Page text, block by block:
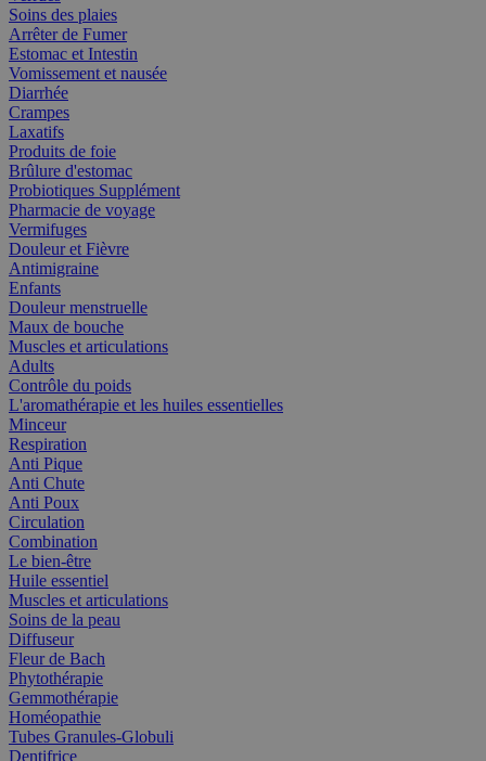
Soins des plaies
Arrêter de Fumer
Estomac et Intestin
Vomissement et nausée
Diarrhée
Crampes
Laxatifs
Produits de foie
Brûlure d'estomac
Probiotiques Supplément
Pharmacie de voyage
Vermifuges
Douleur et Fièvre
Antimigraine
Enfants
Douleur menstruelle
Maux de bouche
Muscles et articulations
Adults
Contrôle du poids
L'aromathérapie et les huiles essentielles
Minceur
Respiration
Anti Pique
Anti Chute
Anti Poux
Circulation
Combination
Le bien-être
Huile essentiel
Muscles et articulations
Soins de la peau
Diffuseur
Fleur de Bach
Phytothérapie
Gemmothérapie
Homéopathie
Tubes Granules-Globuli
Dentifrice